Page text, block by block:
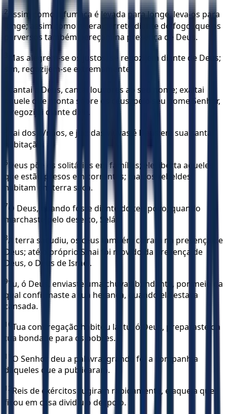
2
Assim como a fumaça é levada para longe, leva-os para
longe; assim como a cera derrete diante do fogo, que os
perversos também pereçam na presença de Deus.
Mas alegrem-se os justos, se regozijem diante de Deus;
sim, regozijem-se extremamente.
Cantai a Deus, cantai louvores ao seu nome; exaltai
aquele que monta sobre os céus, pelo seu nome Senhor,
e regozijai diante dele.
Pai dos ó/nãos, e juiz das viúvas é Deus em sua santa
habitação.
6
Deus põe os solitários em famílias; ele liberta aqueles
que estão presos em correntes; mas os rebeldes
habitam em terra seca.
7Ó Deus, quando foste diante do teu povo; quando
marchaste pelo deserto, Selá;
8A terra sacudiu, os céus também caíram na presença de
Deus; até o próprio Sinai foi movido da presença de
Deus, o Deus de Israel.
9Tu, ó Deus, enviaste uma chuva abundante, por meio da
qual confirmaste a tua herança, quando ela estava
cansada.
10 Tua congregação habitou lá; tu, ó Deus, preparaste da
tua bondade para os pobres.
11
O Senhor deu a palavra; grande foi a companhia
daqueles que a publicaram.
12 Reis de exércitos fugiram rapidamente, e aquela que
ficou em casa dividiu o despojo.